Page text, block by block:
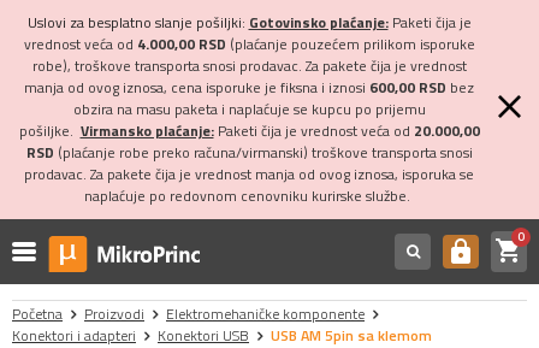
Uslovi za besplatno slanje pošiljki: Gotovinsko plaćanje:Paketi čija je
vrednost veća od 4.000,00 RSD (plaćanje pouzećem prilikom isporuke
robe), troškove transporta snosi prodavac. Za pakete čija je vrednost
manja od ovog iznosa, cena isporuke je fiksna i iznosi 600,00 RSD bez
obzira na masu paketa i naplaćuje se kupcu po prijemu
pošiljke. Virmansko plaćanje:Paketi čija je vrednost veća od 20.000,00
RSD (plaćanje robe preko računa/virmanski) troškove transporta snosi
prodavac. Za pakete čija je vrednost manja od ovog iznosa, isporuka se
naplaćuje po redovnom cenovniku kurirske službe.
https shopping_cart0
Početna Proizvodi
Elektromehaničke komponente
Konektori i adapteri
Konektori USB USB AM 5pin sa klemom